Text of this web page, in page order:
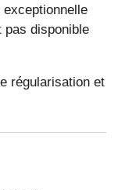
pas disponible
régularisation et